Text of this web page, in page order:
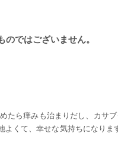
ではございません。
ら痒みも治まりだし、カサ
くて、幸せな気持ちになり